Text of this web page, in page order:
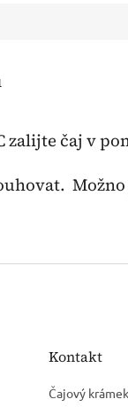
zalijte čaj v
Kontakt
Čajový krámek